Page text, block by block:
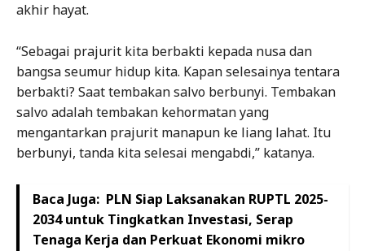
akhir hayat.
“Sebagai prajurit kita berbakti kepada nusa dan
bangsa seumur hidup kita. Kapan selesainya tentara
berbakti? Saat tembakan salvo berbunyi. Tembakan
salvo adalah tembakan kehormatan yang
mengantarkan prajurit manapun ke liang lahat. Itu
berbunyi, tanda kita selesai mengabdi,” katanya.
Baca Juga: PLN Siap Laksanakan RUPTL 2025-
2034 untuk Tingkatkan Investasi, Serap
Tenaga Kerja dan Perkuat Ekonomi mikro